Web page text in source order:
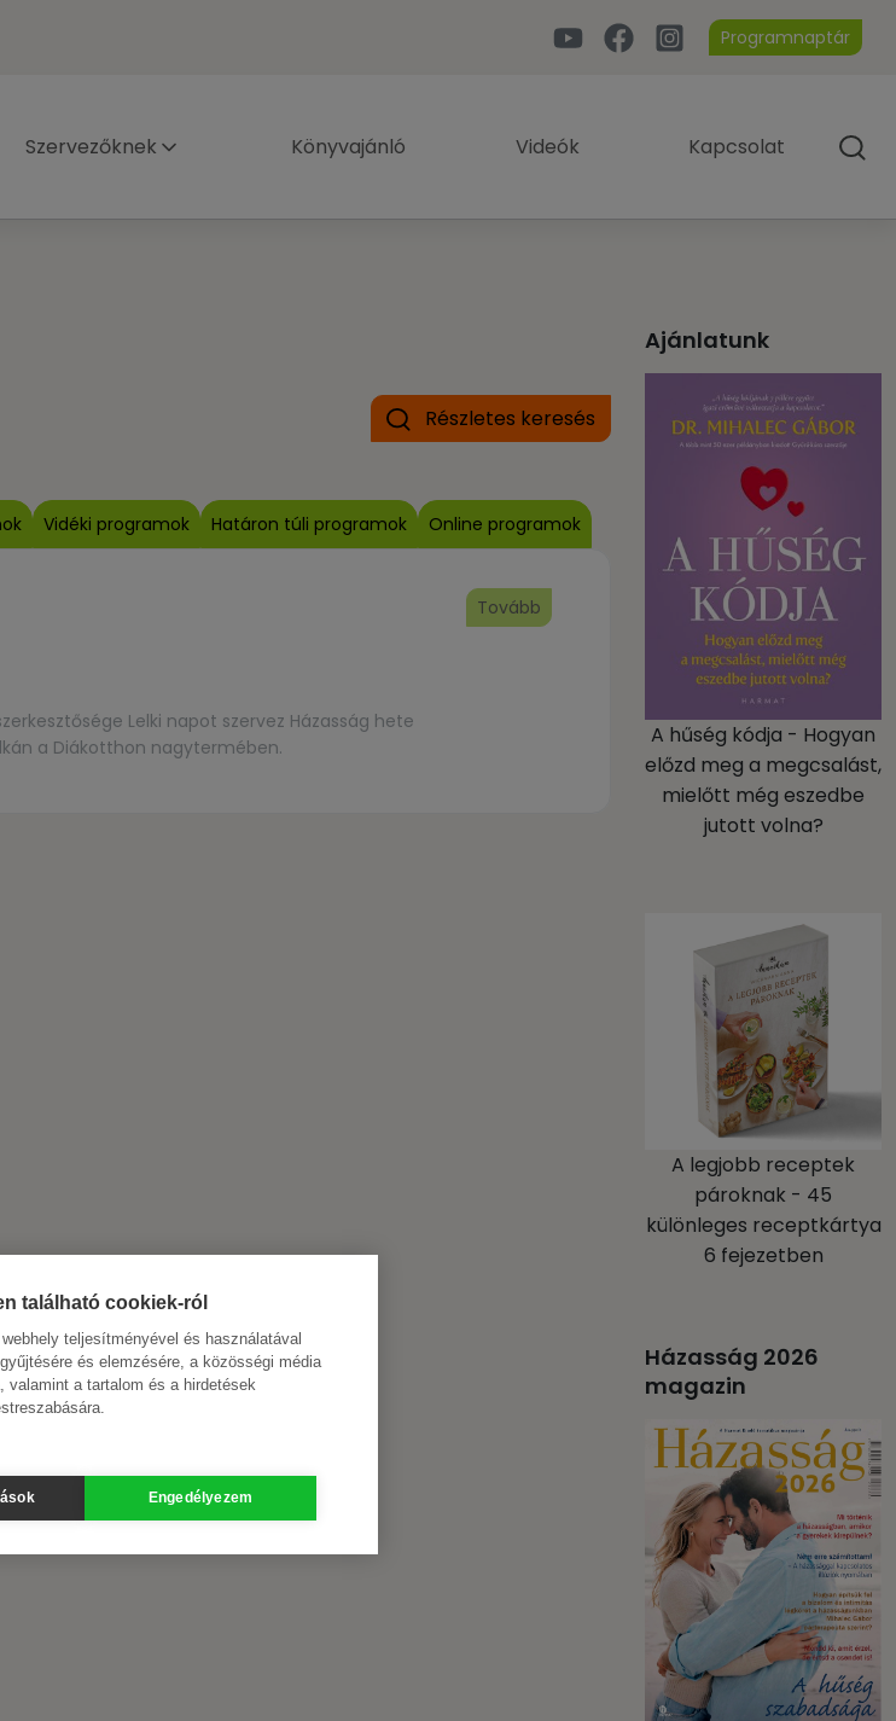
Programnaptár
Szervezőknek Könyvajánló Videók Kapcsolat
Részletes keresés
Vidéki programok Határon túli programok Online programok
Lelki napot szervez Házasság hete
a Diákotthon nagytermében.
Tovább
Ajánlatunk
A hűség kódja - Hogyan
előzd meg a megcsalást,
mielőtt még eszedbe
jutott volna?
A legjobb receptek
pároknak - 45
különleges receptkártya
6 fejezetben
Házasság 2026
magazin
található cookiek-ról
teljesítményével és használatával
és elemzésére, a közösségi média
valamint a tartalom és a hirdetések
Engedélyezem